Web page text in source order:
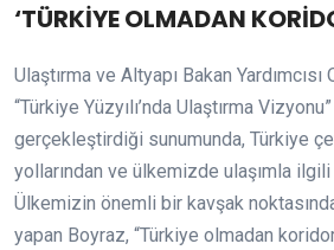
‘TÜRKİYE OLMADAN
Ulaştırma ve Altyapı Bakan
“Türkiye Yüzyılı’nda Ulaştırma
gerçekleştirdiği sunumunda, Türkiye
yollarından ve ülkemizde ulaşımla
Ülkemizin önemli bir kavşak
yapan Boyraz, “Türkiye olmadan